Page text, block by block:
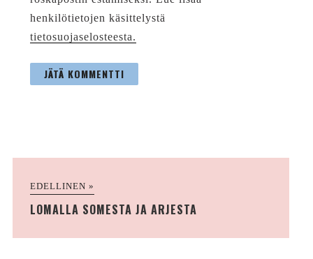
henkilötietojen käsittelystä
tietosuojaselosteesta.
EDELLINEN »
LOMALLA SOMESTA JA ARJESTA